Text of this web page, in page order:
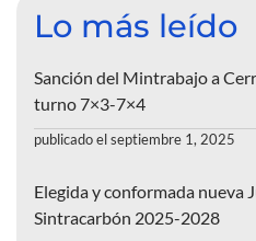
Lo más leído
Sanción del Mintrabajo a
turno 7×3-7×4
publicado el septiembre 1, 2025
Elegida y conformada nueva
Sintracarbón 2025-2028